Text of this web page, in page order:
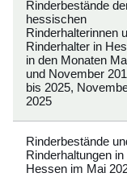
Rinderbestände
hessischen
Rinderhalterinnen
Rinderhalter in
in den Monaten
und November
bis 2025,
2025
Rinderbestände
Rinderhaltungen in
Hessen im Mai